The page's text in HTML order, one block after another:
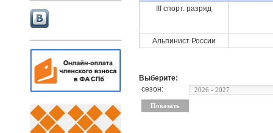
III спорт. разряд
Альпинист России
Выберите:
сезон: